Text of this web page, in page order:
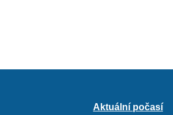
Aktuální počasí